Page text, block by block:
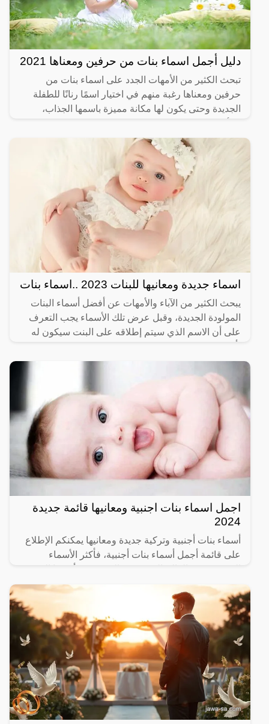
دليل أجمل اسماء بنات من حرفين ومعناها 2021
تبحث الكثير من الأمهات الجدد على اسماء بنات من
حرفين ومعناها رغبة منهم في اختيار اسمًا رنانًا للطفلة
الجديدة وحتى يكون لها مكانة مميزة باسمها الجذاب،
اسماء جديدة ومعانيها للبنات 2023 ..اسماء بنات
يبحث الكثير من الآباء والأمهات عن أفضل أسماء البنات
المولودة الجديدة، وقبل عرض تلك الأسماء يجب التعرف
على أن الاسم الذي سيتم إطلاقه على البنت سيكون له
اجمل اسماء بنات اجنبية ومعانيها قائمة جديدة
2024
أسماء بنات أجنبية وتركية جديدة ومعانيها يمكنكم الإطلاع
على قائمة أجمل أسماء بنات أجنبية، فأكثر الأسماء